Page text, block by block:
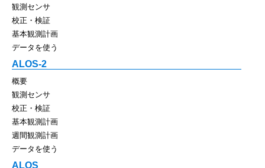
観測センサ
校正・検証
基本観測計画
データを使う
ALOS-2
概要
観測センサ
校正・検証
基本観測計画
週間観測計画
データを使う
ALOS